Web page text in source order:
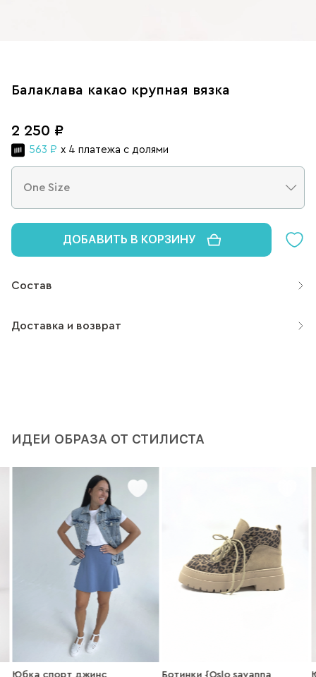
Балаклава какао крупная вязка
2 250 ₽
563 ₽ x 4 платежа с долями
ДОБАВИТЬ В КОРЗИНУ
Состав
Доставка и возврат
ИДЕИ ОБРАЗА ОТ СТИЛИСТА
Юбка спорт джинс
Ботинки {Oslo savanna